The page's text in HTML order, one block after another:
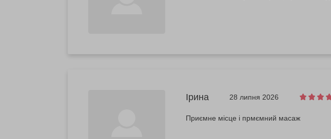
Ірина 28 липня 2026
Приємне місце і прмємний масаж